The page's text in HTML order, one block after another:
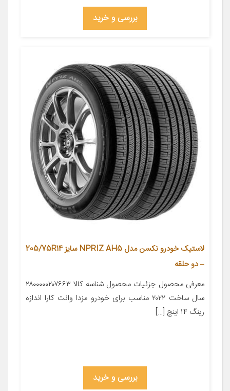
بررسی و خرید
لاستیک خودرو نکسن مدل NPRIZ AH5 سایز 205/75R14
– دو حلقه
معرفی محصول جزئیات محصول شناسه کالا ۲۸۰۰۰۰۰۲۰۷۶۶۳
سال ساخت ۲۰۲۲ مناسب برای خودرو مزدا وانت کارا اندازه
رینگ ۱۴ اینچ […]
بررسی و خرید